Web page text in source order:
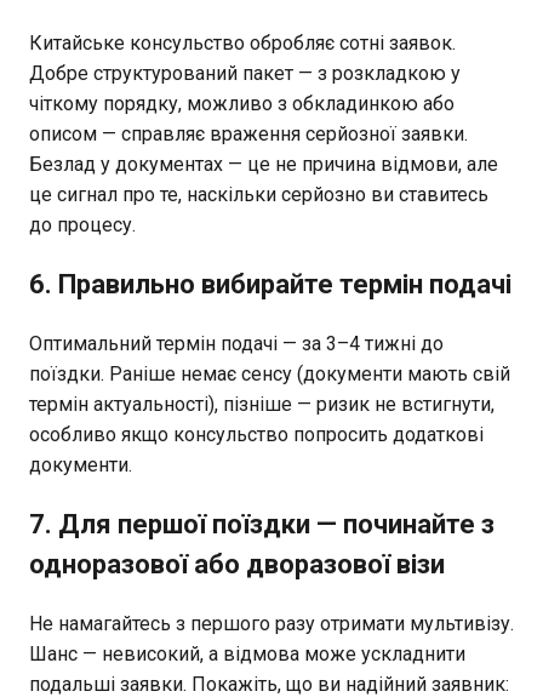
Китайське консульство обробляє сотні заявок.
Добре структурований пакет — з розкладкою у
чіткому порядку, можливо з обкладинкою або
описом — справляє враження серйозної заявки.
Безлад у документах — це не причина відмови, але
це сигнал про те, наскільки серйозно ви ставитесь
до процесу.
6. Правильно вибирайте термін подачі
Оптимальний термін подачі — за 3–4 тижні до
поїздки. Раніше немає сенсу (документи мають свій
термін актуальності), пізніше — ризик не встигнути,
особливо якщо консульство попросить додаткові
документи.
7. Для першої поїздки — починайте з
одноразової або дворазової візи
Не намагайтесь з першого разу отримати мультивізу.
Шанс — невисокий, а відмова може ускладнити
подальші заявки. Покажіть, що ви надійний заявник: